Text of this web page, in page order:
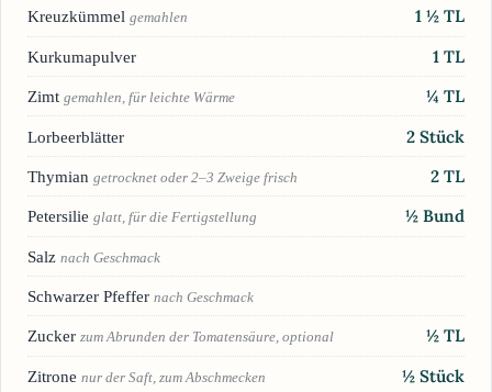
Kreuzkümmel gemahlen 1 ½ TL
Kurkumapulver 1 TL
Zimt gemahlen, für leichte Wärme ¼ TL
Lorbeerblätter 2 Stück
Thymian getrocknet oder 2–3 Zweige frisch 2 TL
Petersilie glatt, für die Fertigstellung ½ Bund
Salz nach Geschmack
Schwarzer Pfeffer nach Geschmack
Zucker zum Abrunden der Tomatensäure, optional ½ TL
Zitrone nur der Saft, zum Abschmecken ½ Stück